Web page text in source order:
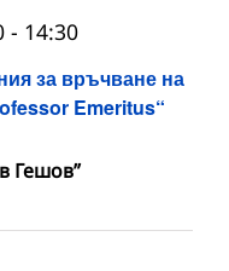
за връчване на
Emeritus“
- 14:30
Гешов”